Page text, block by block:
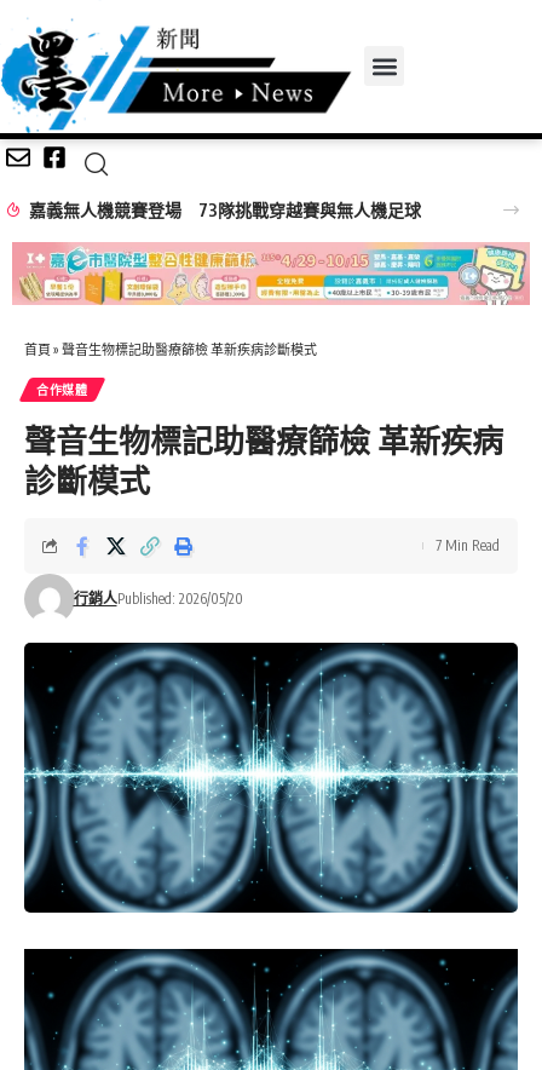
嘉義無人機競賽登場 73隊挑戰穿越賽與無人機足球
首頁 » 聲音生物標記助醫療篩檢 革新疾病診斷模式
合作媒體
聲音生物標記助醫療篩檢 革新疾病
診斷模式
行銷人Published: 2026/05/20
7 Min Read